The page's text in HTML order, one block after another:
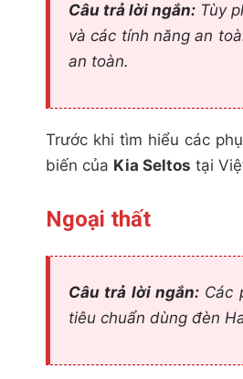
Câu trả lời ngắn: Tùy
và các tính năng an
an toàn.
Trước khi tìm hiểu các
biến của Kia Seltos tại
Ngoại thất
Câu trả lời ngắn: Các
tiêu chuẩn dùng đèn